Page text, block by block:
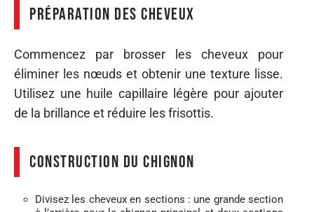
Préparation des cheveux
Commencez par brosser les cheveux pour
éliminer les nœuds et obtenir une texture lisse.
Utilisez une huile capillaire légère pour ajouter
de la brillance et réduire les frisottis.
Construction du chignon
Divisez les cheveux en sections : une grande section